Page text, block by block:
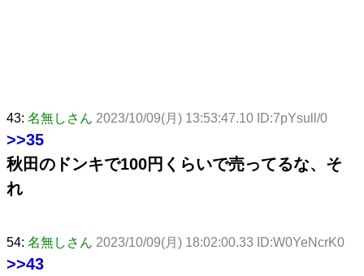
43: 名無しさん 2023/10/09(月) 13:53:47.10 ID:7pYsull/0
>>35
秋田のドンキで100円くらいで売ってるな、そ
れ
54: 名無しさん 2023/10/09(月) 18:02:00.33 ID:W0YeNcrK0
>>43